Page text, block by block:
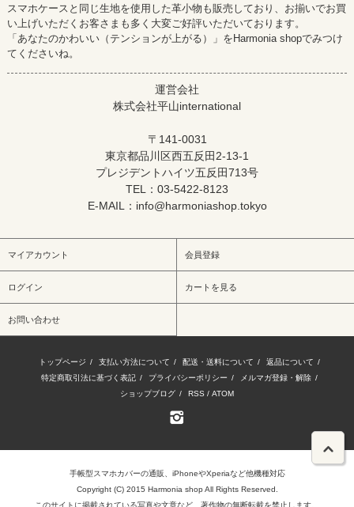
スマホケースと同じ生地を使用した革小物も販売しており、お揃いでお買
い上げいただくお客さまも多く大変ご好評いただいております。
「あなたのかわいい（テンションが上がる）」をHarmonia shopでみつけ
てくださいね。
運営会社
株式会社平山international
〒141-0031
東京都品川区西五反田2-13-1
プレジデントハイツ五反田713号
TEL：03-5422-8123
E-MAIL：info@harmoniashop.tokyo
マイアカウント 会員登録
ログイン カートを見る
お問い合わせ
トップページ / 支払い方法について / 配送・送料について / 返品について /
特定商取引法に基づく表記 / プライバシーポリシー / メルマガ登録・解除 /
ショップブログ / RSS / ATOM
手帳型スマホカバーの通販、iPhoneやXperiaなど他機種対応
Copyright (C) 2015 Harmonia shop All Rights Reserved.
このサイトに掲載されている写真や文章など、著作物の無断転載を禁止します。